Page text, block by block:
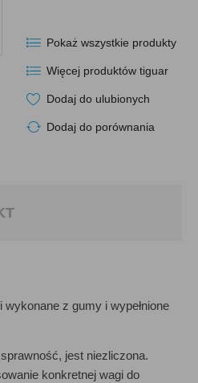
Pokaż wszystkie produkty
Więcej produktów tiguar
Dodaj do ulubionych
Dodaj do porównania
z gumy i wypełnione
jest niezliczona.
konkretnej wagi do